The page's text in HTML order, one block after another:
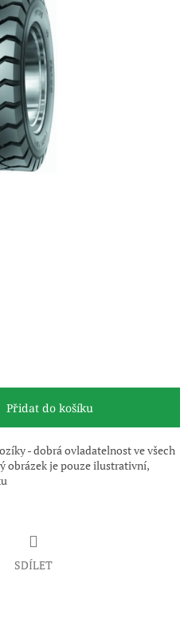
Přidat do košíku
- dobrá ovladatelnost ve všech
obrázek je pouze ilustrativní,
SDÍLET